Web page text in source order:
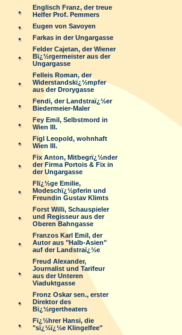
Englisch Franz, der treue
Helfer Prof. Pemmers
Eugen von Savoyen
Farkas in der Ungargasse
Felder Cajetan, der Wiener
Bï¿½rgermeister aus der
Ungargasse
Felleis Roman, der
Widerstandskï¿½mpfer
aus der Drorygasse
Fendi, der Landstraï¿½er
Biedermeier-Maler
Fey Emil, Selbstmord in
Wien III.
Figl Leopold, wohnhaft
Wien III.
Fix Anton, Mitbegrï¿½nder
der Firma Portois & Fix in
der Ungargasse
Flï¿½ge Emilie,
Modeschï¿½pferin und
Freundin Gustav Klimts
Forst Willi, Schauspieler
und Regisseur aus der
Oberen Bahngasse
Franzos Karl Emil, der
Autor aus "Halb-Asien"
auf der Landstraï¿½e
Freud Alexander,
Journalist und Tarifeur
aus der Unteren
Viaduktgasse
Fronz Oskar sen., erster
Direktor des
Bï¿½rgertheaters
Fï¿½hrer Hansi, die
"sï¿½ï¿½e Klingelfee"